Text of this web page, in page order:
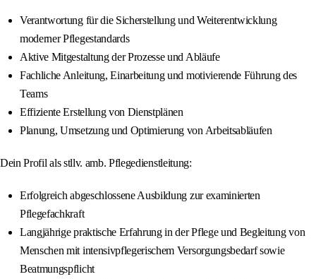
Verantwortung für die Sicherstellung und Weiterentwicklung
moderner Pflegestandards
Aktive Mitgestaltung der Prozesse und Abläufe
Fachliche Anleitung, Einarbeitung und motivierende Führung des
Teams
Effiziente Erstellung von Dienstplänen
Planung, Umsetzung und Optimierung von Arbeitsabläufen
Dein Profil als stllv. amb. Pflegedienstleitung:
Erfolgreich abgeschlossene Ausbildung zur examinierten
Pflegefachkraft
Langjährige praktische Erfahrung in der Pflege und Begleitung von
Menschen mit intensivpflegerischem Versorgungsbedarf sowie
Beatmungspflicht